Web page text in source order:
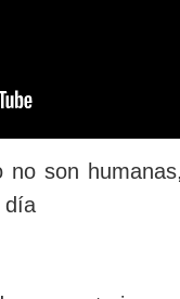
no son
día